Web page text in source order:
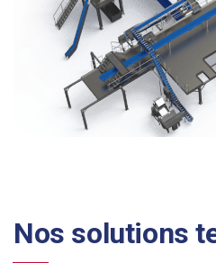
Nos solutions